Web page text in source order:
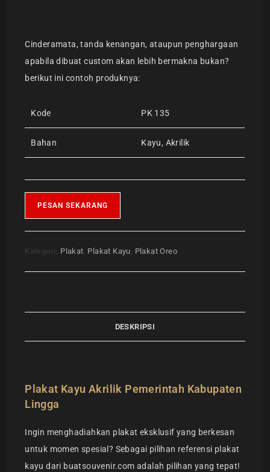
Cinderamata, tanda kenangan, ataupun penghargaan
apabila dibuat custom akan lebih bermakna bukan?
berikut ini contoh produknya:
Kode PK 135
Bahan Kayu, Akrilik
PESAN SEKARANG
Plakat Plakat Kayu Plakat Oreo
DESKRIPSI
Plakat Kayu Akrilik Pemerintah Kabupaten
Lingga
Ingin menghadiahkan plakat eksklusif yang berkesan
untuk momen spesial? Sebagai pilihan referensi plakat
kayu dari buatsouvenir.com adalah pilihan yang tepat!